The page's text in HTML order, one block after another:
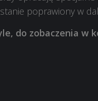
poprawiony w
do zobaczenia w